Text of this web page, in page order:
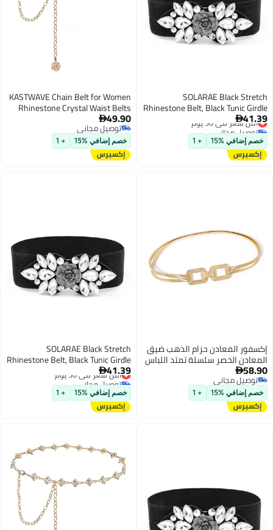
SOLARAE Black Stretch
Rhinestone Belt, Black Tunic Girdle
Dress Down Jacket Elastic
Waistband Apparel Accessories for
Girls Women (1'9-2'6)
41.39
أقل سعر في 30 يوم
توصيل مجاني
أقل سعر في 30 يوم
خصم إضافي %15 + 1
KASTWAVE Chain Belt for Women
Rhinestone Crystal Waist Belts
Metal Waist Chain Metal Belt
Women Girls Adjustable Body Link
Belts Fashion Belly Jewelry for
Jeans Dresses (Gold)
49.90
توصيل مجاني
توصيل مجاني
خصم إضافي %15 + 1
إكسفور المعادن حزام الذهب ضيق
المعادن الخصر سلسلة تمتد اللباس
حزام مشبك حزام اللباس الجينز
والمجوهرات الرسمية
58.90
توصيل مجاني
توصيل مجاني
خصم إضافي %15 + 1
SOLARAE Black Stretch
Rhinestone Belt, Black Tunic Girdle
Dress Down Jacket Elastic
Waistband Apparel Accessories for
Girls Women (1'9-2'6)
41.39
أقل سعر في 30 يوم
توصيل مجاني
أقل سعر في 30 يوم
خصم إضافي %15 + 1